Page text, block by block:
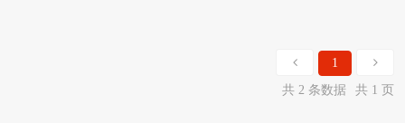
1
共 2 条数据
共 1 页